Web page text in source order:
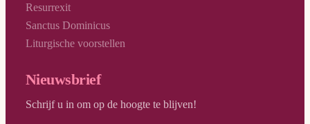
Resurrexit
Sanctus Dominicus
Liturgische voorstellen
Nieuwsbrief
Schrijf u in om op de hoogte te blijven!